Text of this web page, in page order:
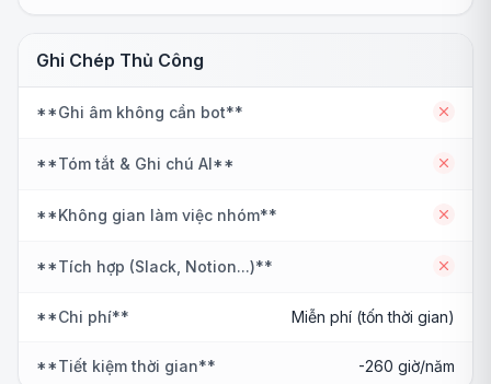
Ghi Chép Thủ Công
**Ghi âm không cần bot** No
**Tóm tắt & Ghi chú AI** No
**Không gian làm việc nhóm** No
**Tích hợp (Slack, Notion...)** No
**Chi phí** Miễn phí (tốn thời gian)
**Tiết kiệm thời gian** -260 giờ/năm